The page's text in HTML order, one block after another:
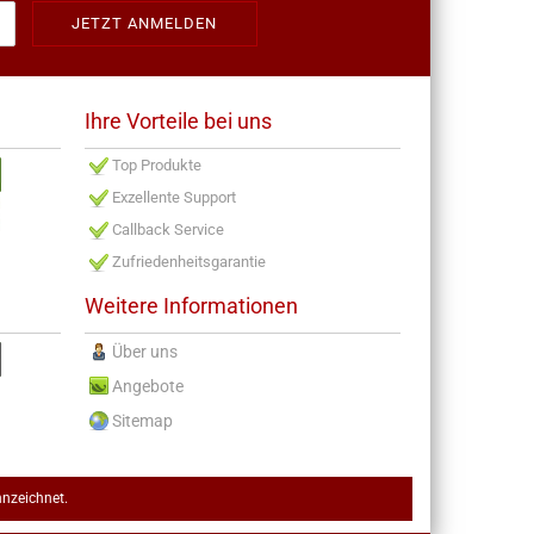
Ihre Vorteile bei uns
Top Produkte
Exzellente Support
Callback Service
Zufriedenheitsgarantie
Weitere Informationen
Über uns
Angebote
Sitemap